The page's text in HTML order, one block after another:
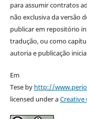
para assumir contratos
não exclusiva da versão
publicar em repositório
tradução, ou como
autoria e publicação
Em
Tese by http://
licensed under aCreative